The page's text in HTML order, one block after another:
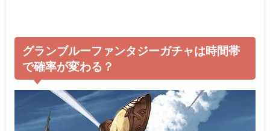
グランブルーファンタジーガチャは時間帯
で確率が変わる？